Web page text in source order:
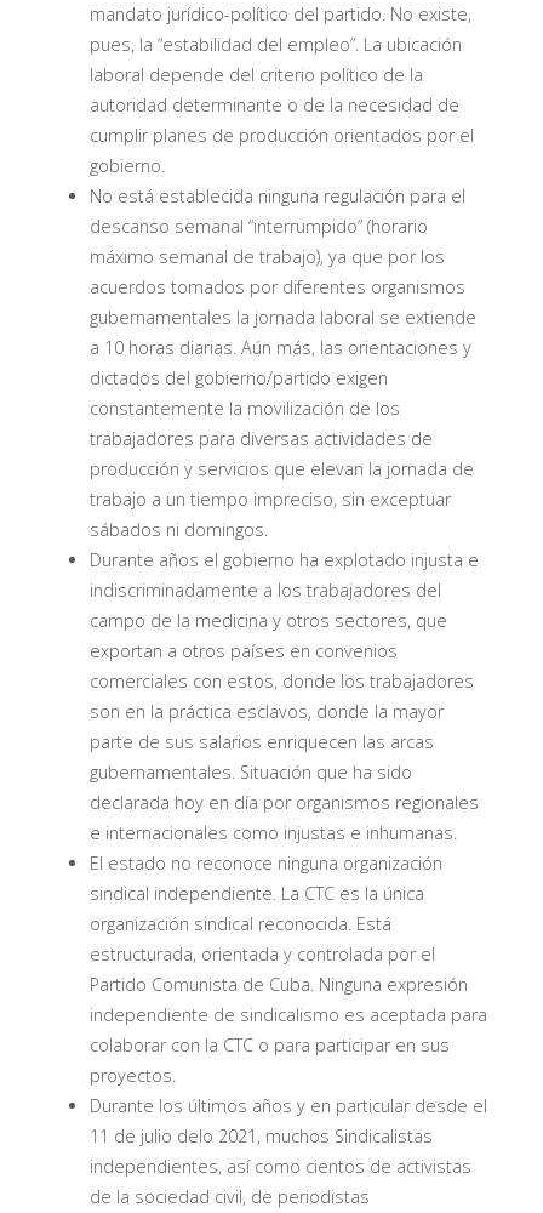
mandato jurídico-político del partido. No existe,
pues, la “estabilidad del empleo”. La ubicación
laboral depende del criterio político de la
autoridad determinante o de la necesidad de
cumplir planes de producción orientados por el
gobierno.
No está establecida ninguna regulación para el
descanso semanal “interrumpido” (horario
máximo semanal de trabajo), ya que por los
acuerdos tomados por diferentes organismos
gubernamentales la jornada laboral se extiende
a 10 horas diarias. Aún más, las orientaciones y
dictados del gobierno/partido exigen
constantemente la movilización de los
trabajadores para diversas actividades de
producción y servicios que elevan la jornada de
trabajo a un tiempo impreciso, sin exceptuar
sábados ni domingos.
Durante años el gobierno ha explotado injusta e
indiscriminadamente a los trabajadores del
campo de la medicina y otros sectores, que
exportan a otros países en convenios
comerciales con estos, donde los trabajadores
son en la práctica esclavos, donde la mayor
parte de sus salarios enriquecen las arcas
gubernamentales. Situación que ha sido
declarada hoy en día por organismos regionales
e internacionales como injustas e inhumanas.
El estado no reconoce ninguna organización
sindical independiente. La CTC es la única
organización sindical reconocida. Está
estructurada, orientada y controlada por el
Partido Comunista de Cuba. Ninguna expresión
independiente de sindicalismo es aceptada para
colaborar con la CTC o para participar en sus
proyectos.
Durante los últimos años y en particular desde el
11 de julio delo 2021, muchos Sindicalistas
independientes, así como cientos de activistas
de la sociedad civil, de periodistas